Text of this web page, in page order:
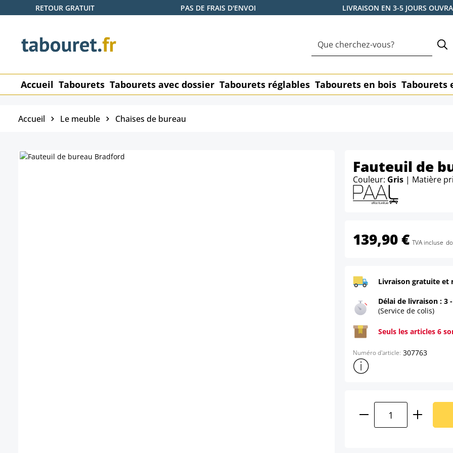
au contenu principal
Passer à la recherche
Passer à la navigation principale
RETOUR GRATUIT PAS DE FRAIS D'ENVOI LIVRAISON EN 3-5 JOURS
Accueil Tabourets Tabourets avec dossier Tabourets réglables Tabourets en bois Tabourets
Accueil Le meuble Chaises de bureau
Fauteuil de
Couleur: Gris | Matière
139,90 € TVA incluse
Livraison gratuite et
Délai de livraison : 3
(Service de colis)
Seuls les articles 6
Numéro d'article: 307763
Afficher plus d'informations
Quantité de